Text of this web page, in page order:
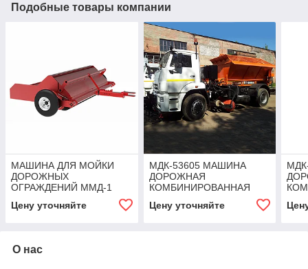
Подобные товары компании
МАШИНА ДЛЯ МОЙКИ
ДОРОЖНЫХ
ОГРАЖДЕНИЙ ММД-1
Цену уточняйте
МДК-53605 МАШИНА
ДОРОЖНАЯ
КОМБИНИРОВАННАЯ
Цену уточняйте
О нас